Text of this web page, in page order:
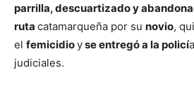
parrilla, descuartizado y
ruta catamarqueña por su novio,
el femicidioyse entregó a la policí
judiciales.